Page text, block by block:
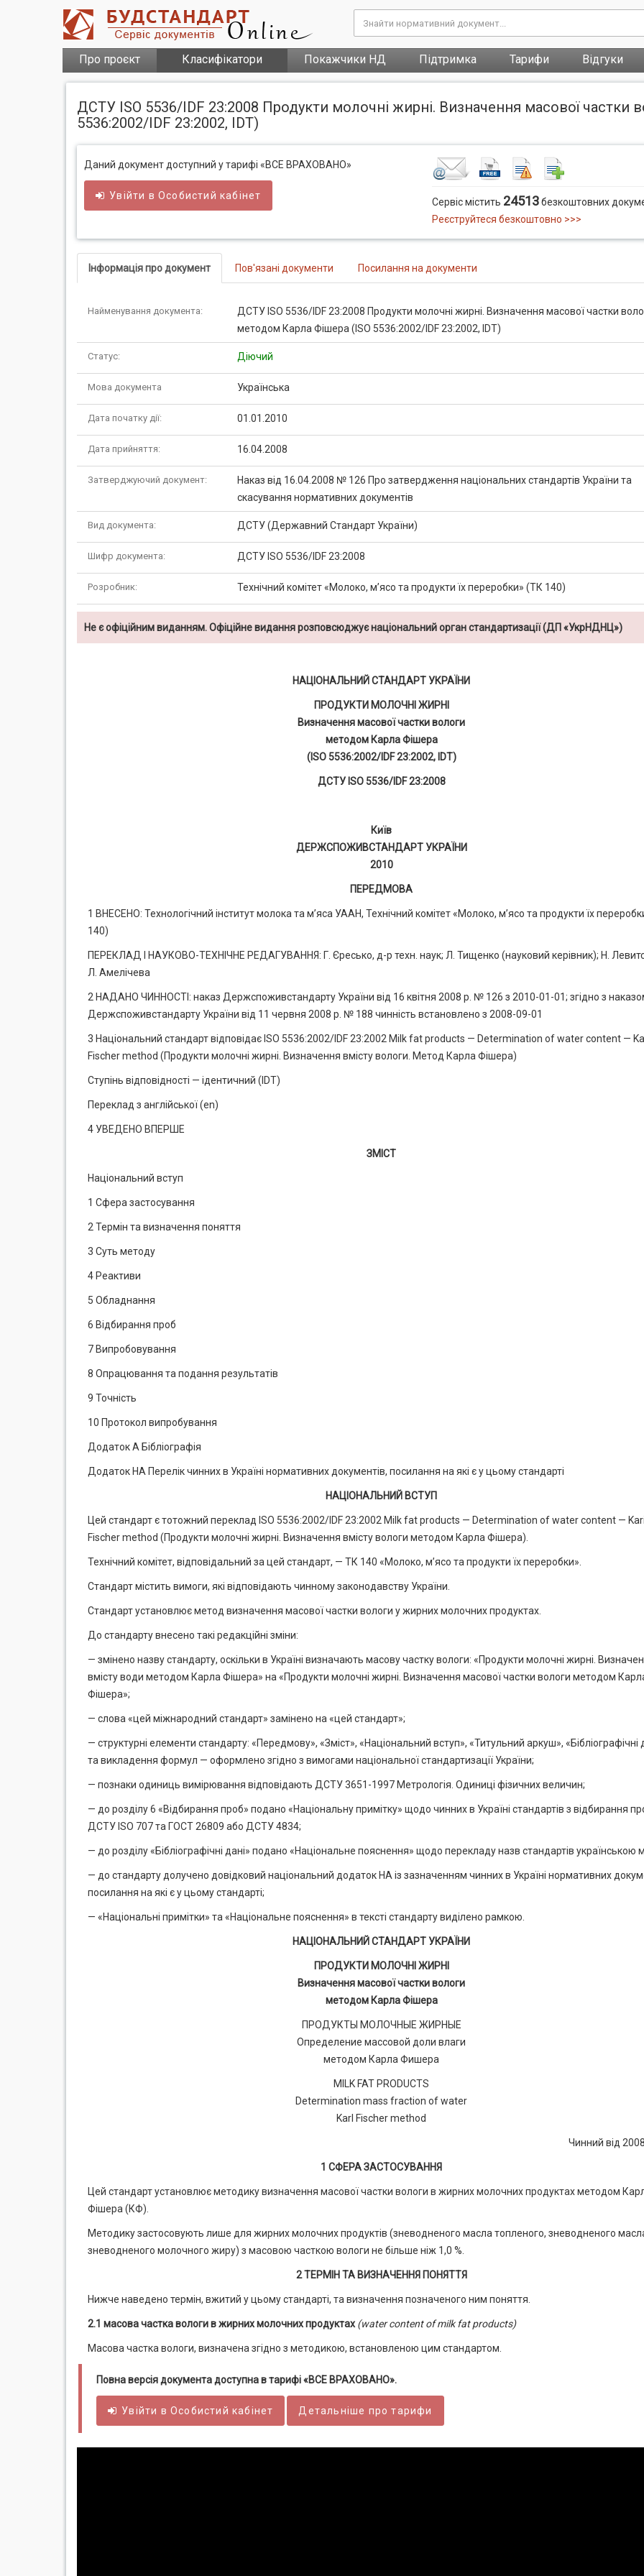
Про проєкт Класифікатори Покажчики НД Підтримка Тарифи Відгуки
ДСТУ ISO 5536/IDF 23:2008 Продукти молочні жирні. Визначення масової частки
5536:2002/IDF 23:2002, IDT)
Даний документ доступний у тарифі «ВСЕ ВРАХОВАНО»
Увійти вОсобистий кабінет
Сервіс містить 24513безкоштовних
Реєструйтеся безкоштовно >>>
Інформація про документ Пов'язані документи Посилання на документи
Найменування документа:
ДСТУ ISO 5536/IDF 23:2008 Продукти молочні жирні. Визначення масової частки
методом Карла Фішера (ISO 5536:2002/IDF 23:2002, IDT)
Статус: Діючий
Мова документа Українська
Дата початку дії: 01.01.2010
Дата прийняття: 16.04.2008
Затверджуючий документ:
Наказ від 16.04.2008 № 126 Про затвердження національних стандартів України та
скасування нормативних документів
Вид документа: ДСТУ (Державний Стандарт України)
Шифр документа: ДСТУ ISO 5536/IDF 23:2008
Розробник: Технічний комітет «Молоко, м’ясо та продукти їх переробки» (ТК 140)
Не є офіційним виданням. Офіційне видання розповсюджує національний орган стандартизації (ДП «УкрНДНЦ»)
НАЦІОНАЛЬНИЙ СТАНДАРТ УКРАЇНИ
ПРОДУКТИ МОЛОЧНІ ЖИРНІ
Визначення масової частки вологи
методом Карла Фішера
(ISO 5536:2002/IDF 23:2002, IDТ)
ДСТУ ISO 5536/IDF 23:2008
Київ
ДЕРЖСПОЖИВСТАНДАРТ УКРАЇНИ
2010
ПЕРЕДМОВА
1 ВНЕСЕНО: Технологічний інститут молока та м’яса УААН, Технічний комітет «Молоко, м’ясо та продукти їх
140)
ПЕРЕКЛАД І НАУКОВО-ТЕХНІЧНЕ РЕДАГУВАННЯ: Г. Єресько, д-р техн. наук; Л. Тищенко (науковий керівник); Н.
Л. Амелічева
2 НАДАНО ЧИННОСТІ: наказ Держспоживстандарту України від 16 квітня 2008 р. № 126 з 2010-01-01; згідно з
Держспоживстандарту України від 11 червня 2008 р. № 188 чинність встановлено з 2008-09-01
3 Національний стандарт відповідає ISO 5536:2002/IDF 23:2002 Milk fat products — Determination of water content —
Fischer method (Продукти молочні жирні. Визначення вмісту вологи. Метод Карла Фішера)
Ступінь відповідності — ідентичний (IDT)
Переклад з англійської (еn)
4 УВЕДЕНО ВПЕРШЕ
ЗМІСТ
Національний вступ
1 Сфера застосування
2 Термін та визначення поняття
3 Суть методу
4 Реактиви
5 Обладнання
6 Відбирання проб
7 Випробовування
8 Опрацювання та подання результатів
9 Точність
10 Протокол випробування
Додаток А Бібліографія
Додаток НА Перелік чинних в Україні нормативних документів, посилання на які є у цьому стандарті
НАЦІОНАЛЬНИЙ ВСТУП
Цей стандарт є тотожний переклад ISO 5536:2002/IDF 23:2002 Milk fat products — Determination of water content —
Fischer method (Продукти молочні жирні. Визначення вмісту вологи методом Карла Фішера).
Технічний комітет, відповідальний за цей стандарт, — ТК 140 «Молоко, м’ясо та продукти їх переробки».
Стандарт містить вимоги, які відповідають чинному законодавству України.
Стандарт установлює метод визначення масової частки вологи у жирних молочних продуктах.
До стандарту внесено такі редакційні зміни:
— змінено назву стандарту, оскільки в Україні визначають масову частку вологи: «Продукти молочні жирні.
вмісту води методом Карла Фішера» на «Продукти молочні жирні. Визначення масової частки вологи методом
Фішера»;
— слова «цей міжнародний стандарт» замінено на «цей стандарт»;
— структурні елементи стандарту: «Передмову», «Зміст», «Національний вступ», «Титульний аркуш», «Бібліографічні
та викладення формул — оформлено згідно з вимогами національної стандартизації України;
— познаки одиниць вимірювання відповідають ДСТУ 3651-1997 Метрологія. Одиниці фізичних величин;
— до розділу 6 «Відбирання проб» подано «Національну примітку» щодо чинних в Україні стандартів з відбирання
ДСТУ ISO 707 та ГОСТ 26809 або ДСТУ 4834;
— до розділу «Бібліографічні дані» подано «Національне пояснення» щодо перекладу назв стандартів українською
— до стандарту долучено довідковий національний додаток НА із зазначенням чинних в Україні нормативних
посилання на які є у цьому стандарті;
— «Національні примітки» та «Національне пояснення» в тексті стандарту виділено рамкою.
НАЦІОНАЛЬНИЙ СТАНДАРТ УКРАЇНИ
ПРОДУКТИ МОЛОЧНІ ЖИРНІ
Визначення масової частки вологи
методом Карла Фішера
ПРОДУКТЫ МОЛОЧНЫЕ ЖИРНЫЕ
Определение массовой доли влаги
методом Карла Фишера
MILK FAT PRODUCTS
Determination mass fraction of water
Karl Fischer method
Чинний від
1 СФЕРА ЗАСТОСУВАННЯ
Цей стандарт установлює методику визначення масової частки вологи в жирних молочних продуктах методом
Фішера (КФ).
Методику застосовують лише для жирних молочних продуктів (зневодненого масла топленого, зневодненого
зневодненого молочного жиру) з масовою часткою вологи не більше ніж 1,0 %.
2 ТЕРМІН ТА ВИЗНАЧЕННЯ ПОНЯТТЯ
Нижче наведено термін, вжитий у цьому стандарті, та визначення позначеного ним поняття.
2.1 масова частка вологи в жирних молочних продуктах (water content of milk fat products)
Масова частка вологи, визначена згідно з методикою, встановленою цим стандартом.
Повна версія документа доступна в тарифі «ВСЕ ВРАХОВАНО».
Увійти вОсобистий кабінет Детальніше про тарифи